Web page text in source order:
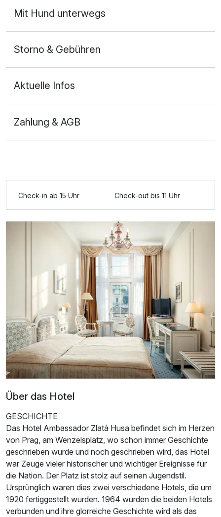
Für 6 Tage p.P. ab222,50 €
Ausstattung
Für 6 Tage p.P. ab220,00 €
Mit Hund unterwegs
Storno & Gebühren
Aktuelle Infos
Zahlung & AGB
Check-in ab 15 Uhr Check-out bis 11 Uhr
Über das Hotel
GESCHICHTE
Das Hotel Ambassador Zlatá Husa befindet sich im Herzen
von Prag, am Wenzelsplatz, wo schon immer Geschichte
geschrieben wurde und noch geschrieben wird, das Hotel
war Zeuge vieler historischer und wichtiger Ereignisse für
die Nation. Der Platz ist stolz auf seinen Jugendstil.
Ursprünglich waren dies zwei verschiedene Hotels, die um
1920 fertiggestellt wurden. 1964 wurden die beiden Hotels
verbunden und ihre glorreiche Geschichte wird als das